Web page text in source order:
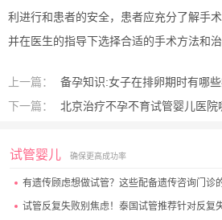
利进行和患者的安全，患者应充分了解手
并在医生的指导下选择合适的手术方法和治
上一篇：
备孕知识:女子在排卵期时有哪些症
下一篇：
北京治疗不孕不育试管婴儿医院哪家最
试管婴儿 确保更高成功率
有遗传顾虑想做试管？这些配备遗传咨询门诊
试管反复失败别焦虑！泰国试管推荐针对反复